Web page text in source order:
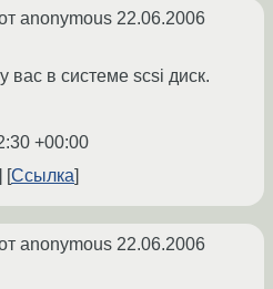
anonymous 22.06.2006
вас в системе scsi диск.
+00:00
Ссылка
anonymous 22.06.2006